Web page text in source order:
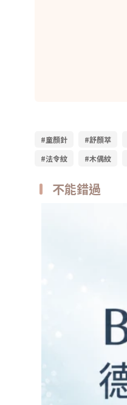
#童顏針 #舒顏萃
#法令紋
#木偶紋
不能錯過